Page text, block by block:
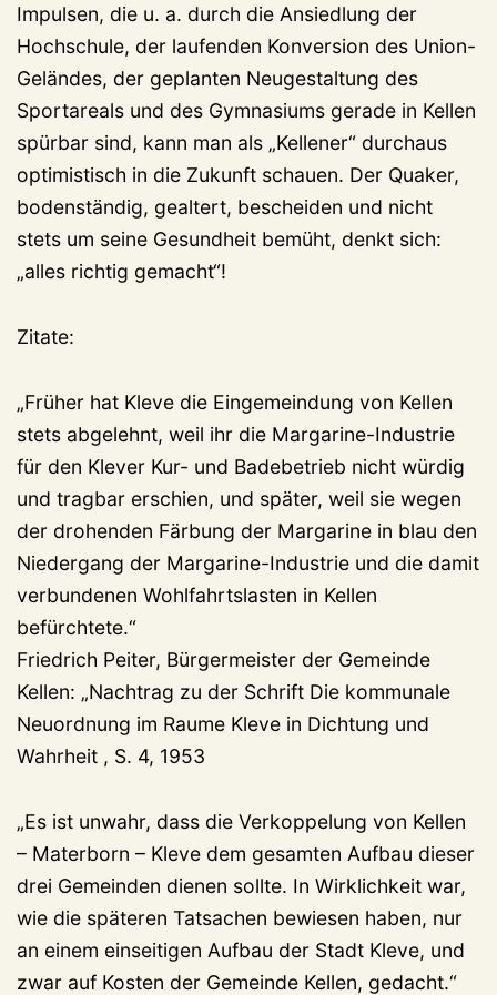
Impulsen, die u. a. durch die Ansiedlung der
Hochschule, der laufenden Konversion des Union-
Geländes, der geplanten Neugestaltung des
Sportareals und des Gymnasiums gerade in Kellen
spürbar sind, kann man als „Kellener“ durchaus
optimistisch in die Zukunft schauen. Der Quaker,
bodenständig, gealtert, bescheiden und nicht
stets um seine Gesundheit bemüht, denkt sich:
„alles richtig gemacht“!
Zitate:
„Früher hat Kleve die Eingemeindung von Kellen
stets abgelehnt, weil ihr die Margarine-Industrie
für den Klever Kur- und Badebetrieb nicht würdig
und tragbar erschien, und später, weil sie wegen
der drohenden Färbung der Margarine in blau den
Niedergang der Margarine-Industrie und die damit
verbundenen Wohlfahrtslasten in Kellen
befürchtete.“
Friedrich Peiter, Bürgermeister der Gemeinde
Kellen: „Nachtrag zu der Schrift Die kommunale
Neuordnung im Raume Kleve in Dichtung und
Wahrheit , S. 4, 1953
„Es ist unwahr, dass die Verkoppelung von Kellen
– Materborn – Kleve dem gesamten Aufbau dieser
drei Gemeinden dienen sollte. In Wirklichkeit war,
wie die späteren Tatsachen bewiesen haben, nur
an einem einseitigen Aufbau der Stadt Kleve, und
zwar auf Kosten der Gemeinde Kellen, gedacht.“